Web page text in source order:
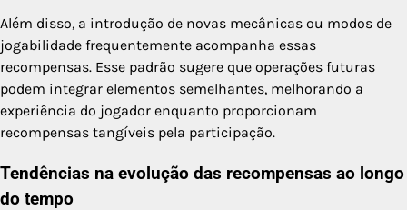
Além disso, a introdução de novas mecânicas ou modos de
jogabilidade frequentemente acompanha essas
recompensas. Esse padrão sugere que operações futuras
podem integrar elementos semelhantes, melhorando a
experiência do jogador enquanto proporcionam
recompensas tangíveis pela participação.
Tendências na evolução das recompensas ao longo
do tempo